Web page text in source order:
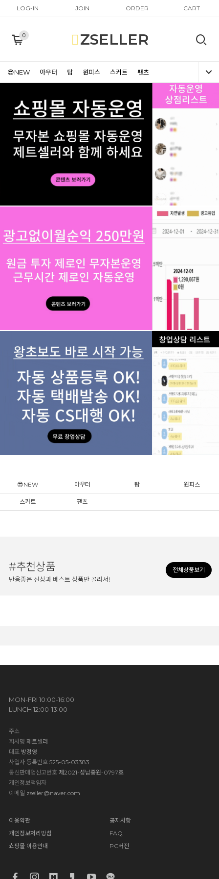
LOG-IN JOIN ORDER CART
0 ZSELLER
😎NEW 아우터 탑 원피스 스커트 팬츠
😎NEW 아우터 탑 원피스
스커트 팬츠
전체상품보기
#추천상품
반응좋은 신상과 베스트 상품만 골라서!
MON-FRI 10:00-16:00
LUNCH 12:00-13:00
주소
회사명 제트셀러
대표방정영
사업자 등록번호 525-05-03383
통신판매업신고번호 제2021-성남중원-0797호
개인정보책임자
이메일 zseller@naver.com
이용약관
개인정보처리방침
쇼핑몰 이용안내
공지사항
FAQ
PC버전